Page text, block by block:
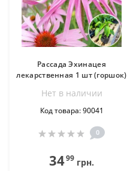
Рассада Эхинацея
лекарственная 1 шт (горшок)
Нет в наличии
Код товара: 90041
0
3499 грн.